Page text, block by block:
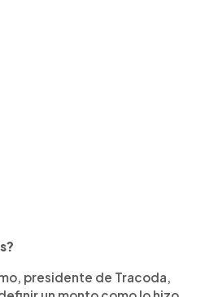
presidente de Tracoda,